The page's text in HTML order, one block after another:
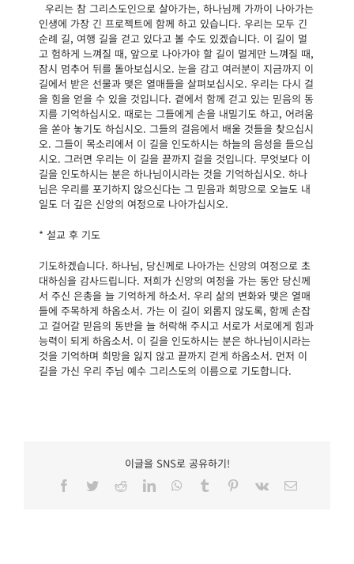
우리는 참 그리스도인으로 살아가는, 하나님께 가까이 나아가는
인생에 가장 긴 프로젝트에 함께 하고 있습니다. 우리는 모두 긴
순례 길, 여행 길을 걷고 있다고 볼 수도 있겠습니다. 이 길이 멀
고 험하게 느껴질 때, 앞으로 나아가야 할 길이 멀게만 느껴질 때,
잠시 멈추어 뒤를 돌아보십시오. 눈을 감고 여러분이 지금까지 이
길에서 받은 선물과 맺은 열매들을 살펴보십시오. 우리는 다시 걸
을 힘을 얻을 수 있을 것입니다. 곁에서 함께 걷고 있는 믿음의 동
지를 기억하십시오. 때로는 그들에게 손을 내밀기도 하고, 어려움
을 쏟아 놓기도 하십시오. 그들의 걸음에서 배울 것들을 찾으십시
오. 그들이 목소리에서 이 길을 인도하시는 하늘의 음성을 들으십
시오. 그러면 우리는 이 길을 끝까지 걸을 것입니다. 무엇보다 이
길을 인도하시는 분은 하나님이시라는 것을 기억하십시오. 하나
님은 우리를 포기하지 않으신다는 그 믿음과 희망으로 오늘도 내
일도 더 깊은 신앙의 여정으로 나아가십시오.
* 설교 후 기도
기도하겠습니다. 하나님, 당신께로 나아가는 신앙의 여정으로 초
대하심을 감사드립니다. 저희가 신앙의 여정을 가는 동안 당신께
서 주신 은총을 늘 기억하게 하소서. 우리 삶의 변화와 맺은 열매
들에 주목하게 하옵소서. 가는 이 길이 외롭지 않도록, 함께 손잡
고 걸어갈 믿음의 동반을 늘 허락해 주시고 서로가 서로에게 힘과
능력이 되게 하옵소서. 이 길을 인도하시는 분은 하나님이시라는
것을 기억하며 희망을 잃지 않고 끝까지 걷게 하옵소서. 먼저 이
길을 가신 우리 주님 예수 그리스도의 이름으로 기도합니다.
이글을 SNS로 공유하기!
Facebook
TwitterRedditLinkedInWhatsApp
Tumblr Pinterest
Vk
이